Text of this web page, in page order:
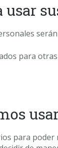
usar
para
para